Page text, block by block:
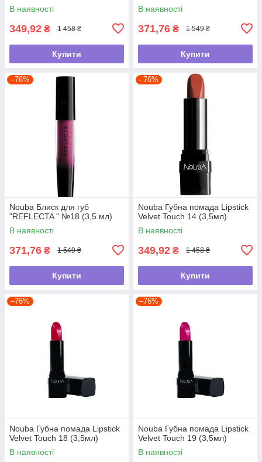
В наявності
349,92 ₴ 1 458 ₴
Купити
В наявності
371,76 ₴ 1 549 ₴
Купити
–76%
Nouba Блиск для губ
"REFLECTA " №18 (3,5 мл)
В наявності
371,76 ₴ 1 549 ₴
Купити
–76%
Nouba Губна помада Lipstick
Velvet Touch 14 (3,5мл)
В наявності
349,92 ₴ 1 458 ₴
Купити
–76%
Nouba Губна помада Lipstick
Velvet Touch 18 (3,5мл)
В наявності
–76%
Nouba Губна помада Lipstick
Velvet Touch 19 (3,5мл)
В наявності